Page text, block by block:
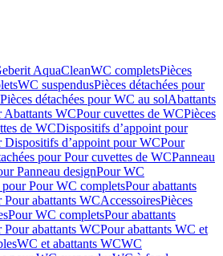
AquaCleanWC completsPièces
WC suspendusPièces détachées pour
Pièces détachées pour WC au solAbattants
Abattants WCPour cuvettes de WCPièces
de WCDispositifs d’appoint pour
Dispositifs d’appoint pour WCPour
pour Pour cuvettes de WCPanneau
Panneau designPour WC
pour Pour WC completsPour abattants
Pour abattants WCAccessoiresPièces
Pour WC completsPour abattants
Pour abattants WCPour abattants WC et
WC et abattants WCWC